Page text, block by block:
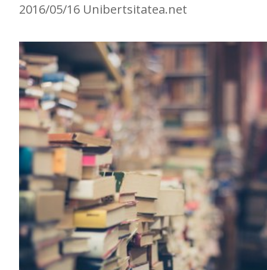
2016/05/16 Unibertsitatea.net